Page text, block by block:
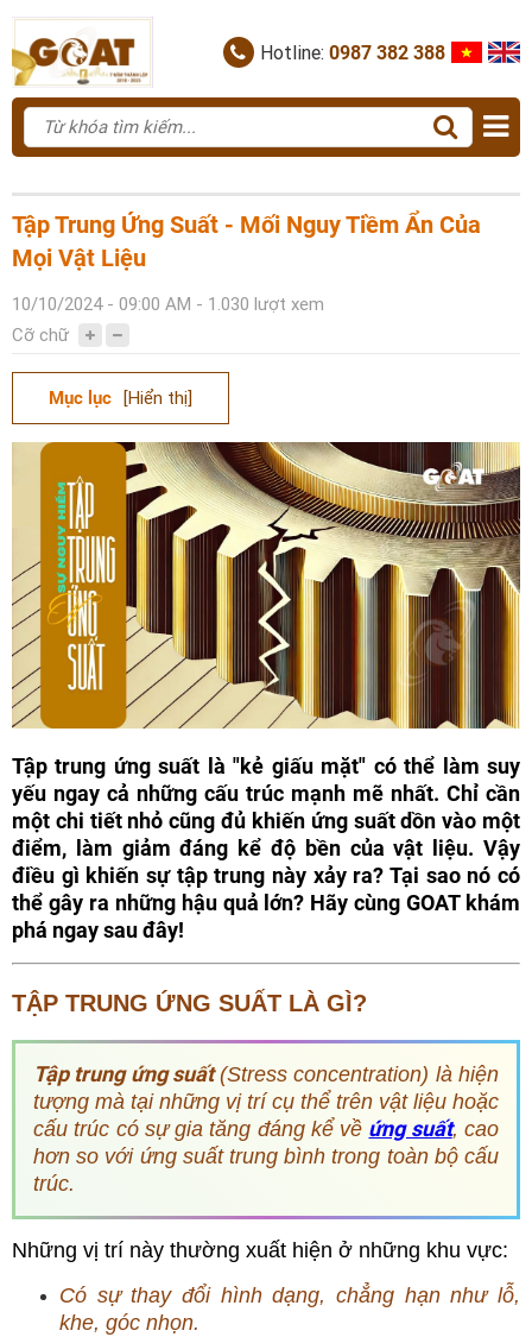
Hotline: 0987 382 388
Tập Trung Ứng Suất - Mối Nguy Tiềm Ẩn Của
Mọi Vật Liệu
10/10/2024 - 09:00 AM - 1.030 lượt xem
Cỡ chữ
Mục lục [Hiển thị]
Tập trung ứng suất là "kẻ giấu mặt" có thể làm suy
yếu ngay cả những cấu trúc mạnh mẽ nhất. Chỉ cần
một chi tiết nhỏ cũng đủ khiến ứng suất dồn vào một
điểm, làm giảm đáng kể độ bền của vật liệu. Vậy
điều gì khiến sự tập trung này xảy ra? Tại sao nó có
thể gây ra những hậu quả lớn? Hãy cùng GOAT khám
phá ngay sau đây!
TẬP TRUNG ỨNG SUẤT LÀ GÌ?
Tập trung ứng suất(Stress concentration) là hiện
tượng mà tại những vị trí cụ thể trên vật liệu hoặc
cấu trúc có sự gia tăng đáng kể về ứng suất, cao
hơn so với ứng suất trung bình trong toàn bộ cấu
trúc.
Những vị trí này thường xuất hiện ở những khu vực:
Có sự thay đổi hình dạng, chẳng hạn như lỗ,
khe, góc nhọn.